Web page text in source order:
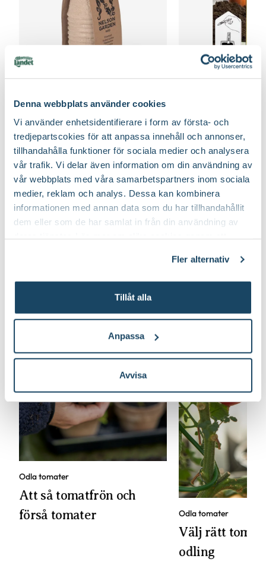
Denna webbplats använder cookies
Vi använder enhetsidentifierare i form av första- och
tredjepartscokies för att anpassa innehåll och annonser,
tillhandahålla funktioner för sociala medier och analysera
vår trafik. Vi delar även information om din användning av
vår webbplats med våra samarbetspartners inom sociala
medier, reklam och analys. Dessa kan kombinera
informationen med annan data som du har tillhandahållit
dem eller som de har samlat in från din användning av
Fler alternativ
Tillåt alla
Anpassa
Avvisa
Nelson Garden
39 90
Till Produkten
till Fiberpots / Fiberkruka produktsida
Till
Tips för din grönsaksodling - tomat, gurka och mycket
mer
Odla tomater
Att så tomatfrön och
förså tomater
Odla tomater
Välj rätt
odling